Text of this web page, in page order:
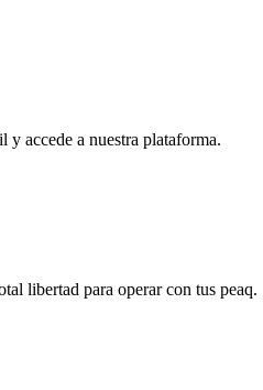
y accede a nuestra plataforma.
libertad para operar con tus peaq.